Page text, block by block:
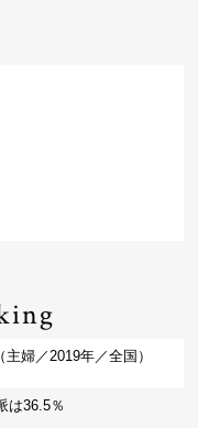
婦／2019年／全国）
は36.5％